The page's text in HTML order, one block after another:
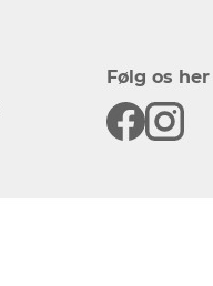
Følg os her